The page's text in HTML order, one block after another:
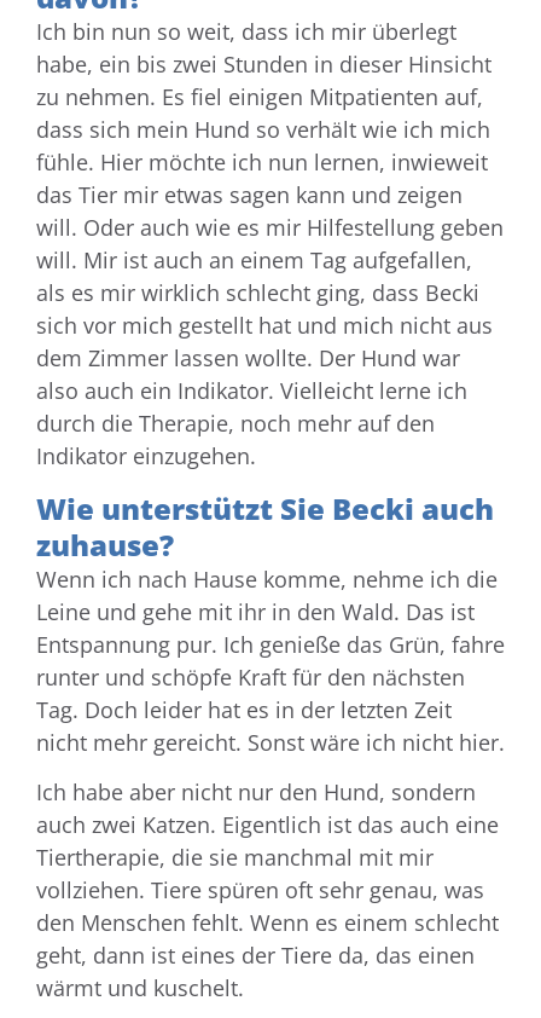
Ich bin nun so weit, dass ich mir überlegt
habe, ein bis zwei Stunden in dieser Hinsicht
zu nehmen. Es fiel einigen Mitpatienten auf,
dass sich mein Hund so verhält wie ich mich
fühle. Hier möchte ich nun lernen, inwieweit
das Tier mir etwas sagen kann und zeigen
will. Oder auch wie es mir Hilfestellung geben
will. Mir ist auch an einem Tag aufgefallen,
als es mir wirklich schlecht ging, dass Becki
sich vor mich gestellt hat und mich nicht aus
dem Zimmer lassen wollte. Der Hund war
also auch ein Indikator. Vielleicht lerne ich
durch die Therapie, noch mehr auf den
Indikator einzugehen.
Wie unterstützt Sie Becki auch
zuhause?
Wenn ich nach Hause komme, nehme ich die
Leine und gehe mit ihr in den Wald. Das ist
Entspannung pur. Ich genieße das Grün, fahre
runter und schöpfe Kraft für den nächsten
Tag. Doch leider hat es in der letzten Zeit
nicht mehr gereicht. Sonst wäre ich nicht hier.
Ich habe aber nicht nur den Hund, sondern
auch zwei Katzen. Eigentlich ist das auch eine
Tiertherapie, die sie manchmal mit mir
vollziehen. Tiere spüren oft sehr genau, was
den Menschen fehlt. Wenn es einem schlecht
geht, dann ist eines der Tiere da, das einen
wärmt und kuschelt.